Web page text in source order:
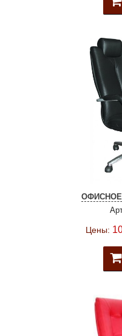
ОФИСНОЕ
Цены: